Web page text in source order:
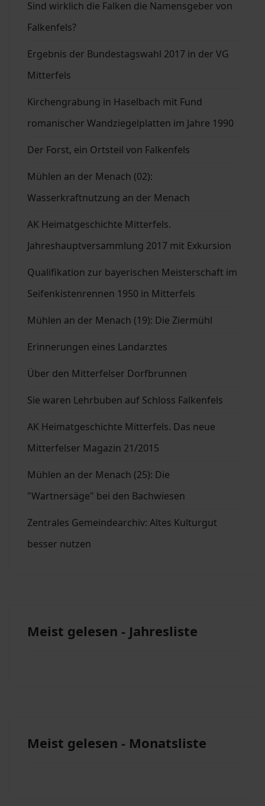
Sind wirklich die Falken die Namensgeber von
Falkenfels?
Ergebnis der Bundestagswahl 2017 in der VG
Mitterfels
Kirchengrabung in Haselbach mit Fund
romanischer Wandziegelplatten im Jahre 1990
Der Forst, ein Ortsteil von Falkenfels
Mühlen an der Menach (02):
Wasserkraftnutzung an der Menach
AK Heimatgeschichte Mitterfels.
Jahreshauptversammlung 2017 mit Exkursion
Qualifikation zur bayerischen Meisterschaft im
Seifenkistenrennen 1950 in Mitterfels
Mühlen an der Menach (19): Die Ziermühl
Erinnerungen eines Landarztes
Über den Mitterfelser Dorfbrunnen
Sie waren Lehrbuben auf Schloss Falkenfels
AK Heimatgeschichte Mitterfels. Das neue
Mitterfelser Magazin 21/2015
Mühlen an der Menach (25): Die
"Wartnersäge" bei den Bachwiesen
Zentrales Gemeindearchiv: Altes Kulturgut
besser nutzen
Meist gelesen - Jahresliste
Meist gelesen - Monatsliste